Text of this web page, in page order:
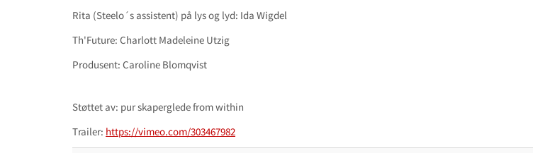
Rita (Steelo´s assistent) på lys og lyd: Ida Wigdel
Th'Future: Charlott Madeleine Utzig
Produsent: Caroline Blomqvist
Støttet av: pur skaperglede from within
Trailer: https://vimeo.com/303467982